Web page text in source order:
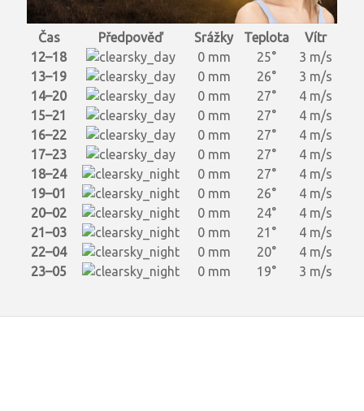
Čas Předpověď Srážky Teplota
Vítr
12–18
0 mm 25°
3 m/s
13–19
0 mm 26°
3 m/s
14–20
0 mm 27°
4 m/s
15–21
0 mm 27°
4 m/s
16–22
0 mm 27°
4 m/s
17–23
0 mm 27°
4 m/s
18–24
0 mm 27°
4 m/s
19–01
0 mm 26°
4 m/s
20–02
0 mm 24°
4 m/s
21–03
0 mm 21°
4 m/s
22–04
0 mm 20°
4 m/s
23–05
0 mm 19° 3 m/s